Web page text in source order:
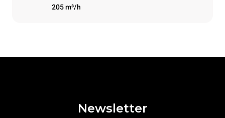
205 m³/h
Newsletter